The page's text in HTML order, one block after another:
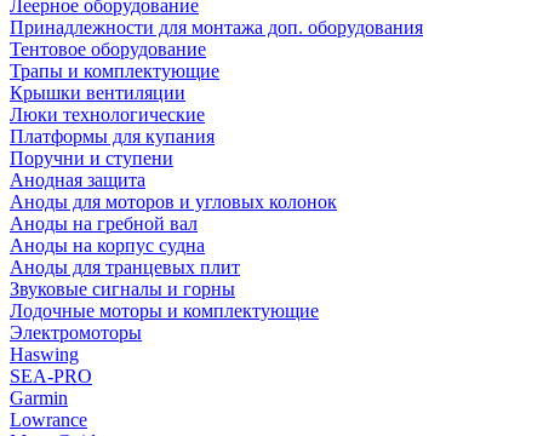
Леерное оборудование
Принадлежности для монтажа доп. оборудования
Тентовое оборудование
Трапы и комплектующие
Крышки вентиляции
Люки технологические
Платформы для купания
Поручни и ступени
Анодная защита
Аноды для моторов и угловых колонок
Аноды на гребной вал
Аноды на корпус судна
Аноды для транцевых плит
Звуковые сигналы и горны
Лодочные моторы и комплектующие
Электромоторы
Haswing
SEA-PRO
Garmin
Lowrance